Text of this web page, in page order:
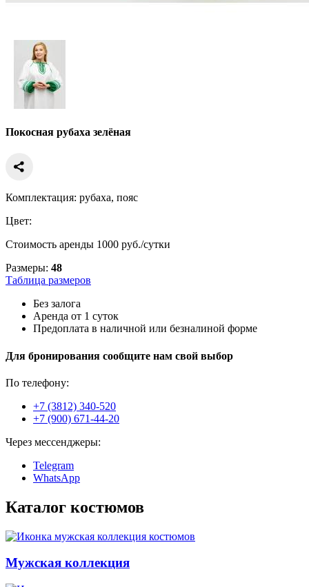
Покосная рубаха зелёная
Комплектация: рубаха, пояс
Цвет:
Стоимость аренды 1000 руб./сутки
Размеры: 48
Таблица размеров
Без залога
Аренда от 1 суток
Предоплата в наличной или безналиной форме
Для бронирования сообщите нам свой выбор
По телефону:
+7 (3812) 340-520
+7 (900) 671-44-20
Через мессенджеры:
Telegram
WhatsApp
Каталог костюмов
Мужская коллекция